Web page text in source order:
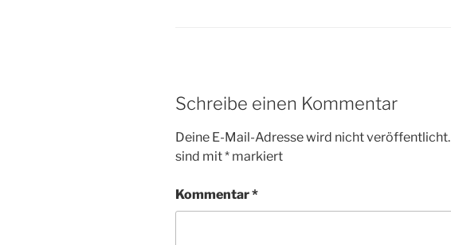
Schreibe einen Kommentar
Deine E-Mail-Adresse wird nicht veröffentlicht.
sind mit* markiert
Kommentar*